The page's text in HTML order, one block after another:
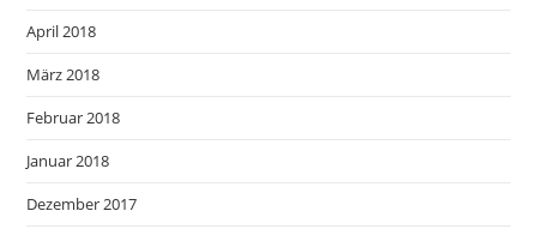
April 2018
März 2018
Februar 2018
Januar 2018
Dezember 2017